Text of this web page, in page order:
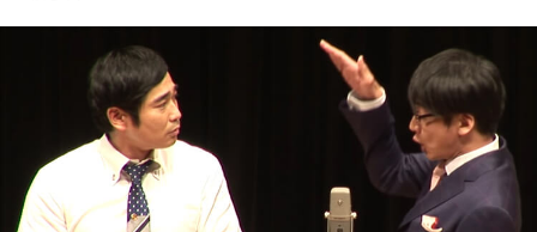
TOP
気
記
事
お
知
ら
せ・
ラ
イ
ブ
読
むイ